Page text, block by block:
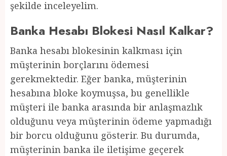
şekilde inceleyelim.
Banka Hesabı Blokesi Nasıl Kalkar?
Banka hesabı blokesinin kalkması için
müşterinin borçlarını ödemesi
gerekmektedir. Eğer banka, müşterinin
hesabına bloke koymuşsa, bu genellikle
müşteri ile banka arasında bir anlaşmazlık
olduğunu veya müşterinin ödeme yapmadığı
bir borcu olduğunu gösterir. Bu durumda,
müşterinin banka ile iletişime geçerek